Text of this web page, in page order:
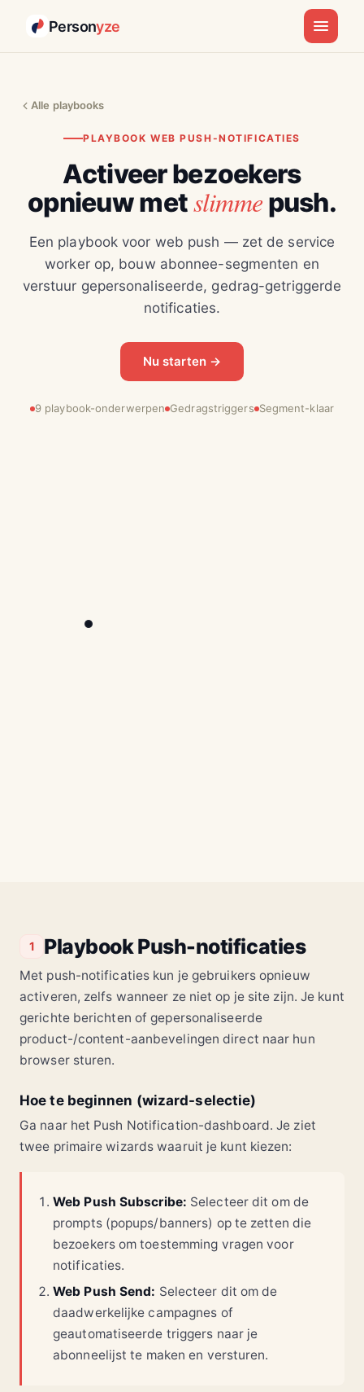
Personyze
Alle playbooks
PLAYBOOK WEB PUSH-NOTIFICATIES
Activeer bezoekers
opnieuw metslimme push.
Een playbook voor web push — zet de service
worker op, bouw abonnee-segmenten en
verstuur gepersonaliseerde, gedrag-getriggerde
notificaties.
Nu starten →
9 playbook-onderwerpen Gedragstriggers Segment-klaar
1 Playbook Push-notificaties
Met push-notificaties kun je gebruikers opnieuw
activeren, zelfs wanneer ze niet op je site zijn. Je kunt
gerichte berichten of gepersonaliseerde
product-/content-aanbevelingen direct naar hun
browser sturen.
Hoe te beginnen (wizard-selectie)
Ga naar het Push Notification-dashboard. Je ziet
twee primaire wizards waaruit je kunt kiezen:
Web Push Subscribe: Selecteer dit om de
prompts (popups/banners) op te zetten die
bezoekers om toestemming vragen voor
notificaties.
Web Push Send: Selecteer dit om de
daadwerkelijke campagnes of
geautomatiseerde triggers naar je
abonneelijst te maken en versturen.